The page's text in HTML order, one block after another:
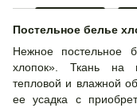
Постельное белье
Нежное постельное
хлопок». Ткань на
тепловой и влажной
ее усадка с